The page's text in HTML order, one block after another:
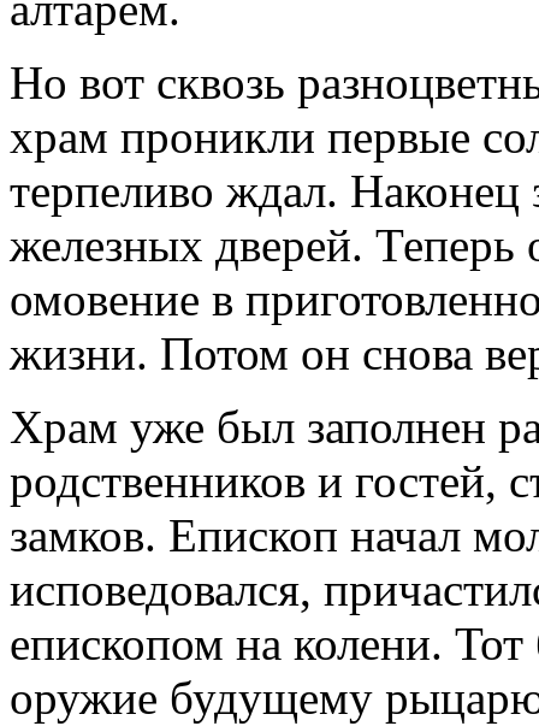
Но вот сквозь
храм проникли первые
терпеливо ждал. Наконец
железных дверей. Теперь
омовение в
жизни. Потом он снова
Храм уже был заполнен
родственников и гостей,
замков. Епископ начал
исповедовался,
епископом на колени.
оружие будущему